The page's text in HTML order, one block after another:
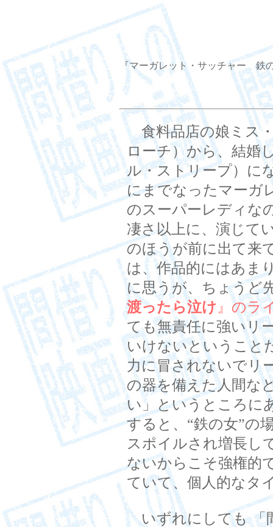
『マーガレット・サッチャー 鉄
食料品店の娘ミス
ローチ）から、結婚
ル・ストリープ）に
にまでなったマーガ
のスーパーレディな
凄さ以上に、演じて
のほうが前に出て来
は、作品的にはあま
に思うが、ちょうど
渡ったら泣け 』のラ
ても無責任に強いリ
いけないということ
力に冒されないでリ
の器を備えた人間な
い」というところに
すると、“鉄の女”の
スポイルされ増長し
ないからこそ強権的
ていて、個人的なタ
いずれにしても 「